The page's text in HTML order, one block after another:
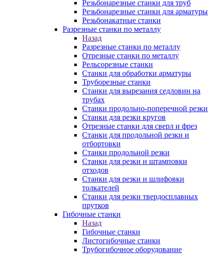
Резьбонарезные станки для труб
Резьбонарезные станки для арматуры
Резьбонакатные станки
Разрезные станки по металлу
Назад
Разрезные станки по металлу
Отрезные станки по металлу
Рельсорезные станки
Станки для обработки арматуры
Труборезные станки
Станки для вырезания седловин на
трубаx
Станки продольно-поперечной резки
Станки для резки кругов
Отрезные станки для сверл и фрез
Станки для продольной резки и
отбортовки
Станки продольной резки
Станки для резки и штамповки
отходов
Станки для резки и шлифовки
толкателей
Станки для резки твердосплавных
прутков
Гибочные станки
Назад
Гибочные станки
Листогибочные станки
Трубогибочное оборудование